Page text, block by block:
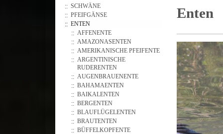
Enten
SCHWÄNE
PFEIFGÄNSE
ENTEN
AFFENENTE
AMAZONASENTEN
AMERIKANISCHE PFEIFENTE
ARGENTINISCHE
RUDERENTEN
AUGENBRAUENENTE
BAHAMAENTEN
BAIKALENTEN
BERGENTEN
BLAUFLÜGELENTEN
BRAUTENTEN
BÜFFELKOPFENTE